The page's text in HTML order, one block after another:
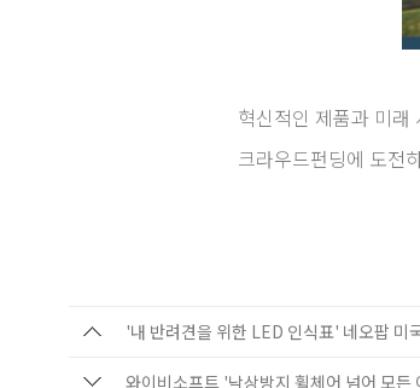
혁신적인 제품과 미래
크라우드펀딩에 도전
'내 반려견을 위한 LED 인식표' 네오팝 미
와이비소프트 '낙상방지 휠체어 넘어 모든